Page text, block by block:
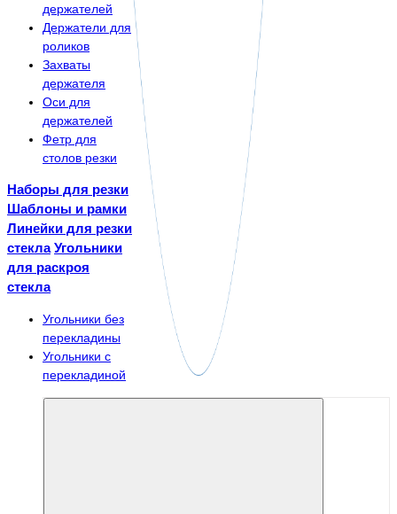
держателей
Держатели для
роликов
Захваты
держателя
Оси для
держателей
Фетр для
столов резки
Наборы для резки
Шаблоны и рамки
Линейки для резки
стекла Угольники
для раскроя
стекла
Угольники без
перекладины
Угольники с
перекладиной